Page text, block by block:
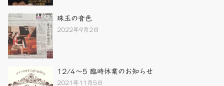
珠玉の音色
2022年9月2日
12/4～5 臨時休業のお知らせ
2021年11月5日